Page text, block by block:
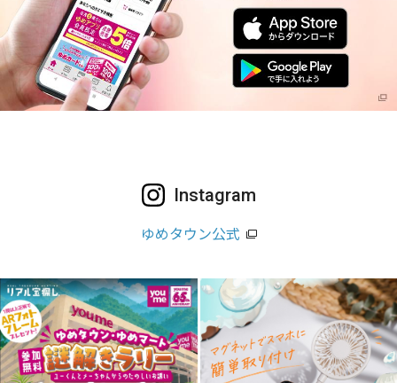
Instagram
ゆめタウン公式